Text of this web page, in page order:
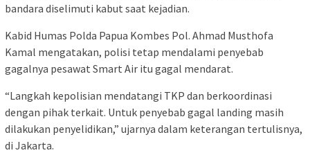
bandara diselimuti kabut saat kejadian.
Kabid Humas Polda Papua Kombes Pol. Ahmad Musthofa
Kamal mengatakan, polisi tetap mendalami penyebab
gagalnya pesawat Smart Air itu gagal mendarat.
“Langkah kepolisian mendatangi TKP dan berkoordinasi
dengan pihak terkait. Untuk penyebab gagal landing masih
dilakukan penyelidikan,” ujarnya dalam keterangan tertulisnya,
di Jakarta.